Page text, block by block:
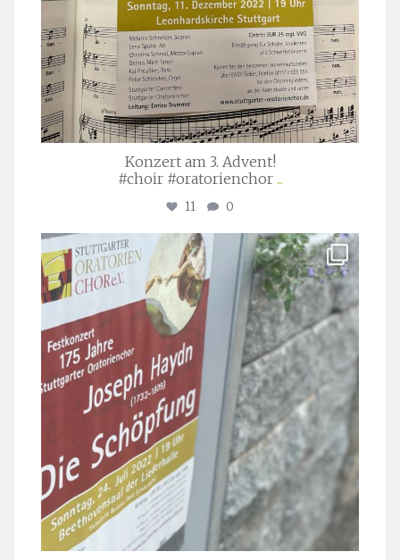
Konzert am 3. Advent!
#choir #oratorienchor ...
11 0
stuttgarter_oratorienchor
Juli 23